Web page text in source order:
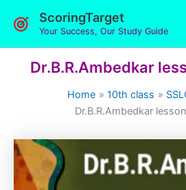
ScoringTarget
Your Success, Our Study Guide
Dr.B.R.Ambedkar
Home 10th class
Dr.B.R.Ambedkar